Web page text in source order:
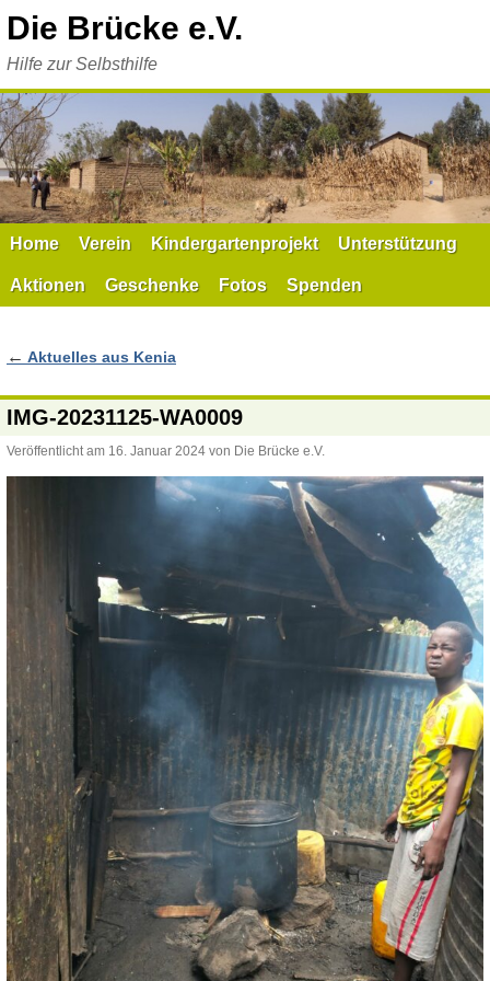
Inhalt
Die Brücke e.V.
Hilfe zur Selbsthilfe
Home Verein Kindergartenprojekt Unterstützung
Aktionen Geschenke Fotos Spenden
← Aktuelles aus Kenia
IMG-20231125-WA0009
Veröffentlicht am 16. Januar 2024 von Die Brücke e.V.